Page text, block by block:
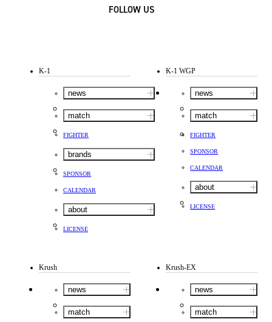
FOLLOW US
K-1
news
match
FIGHTER
brands
SPONSOR
CALENDAR
about
LICENSE
K-1 WGP
news
match
FIGHTER
SPONSOR
CALENDAR
about
LICENSE
Krush
news
match
Krush-EX
news
match